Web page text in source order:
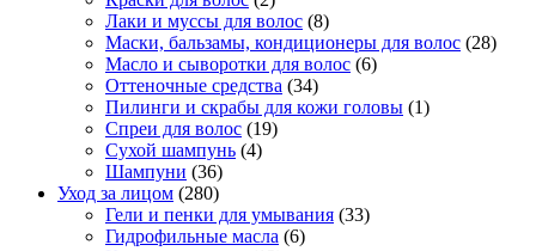
Лаки и муссы для волос (8)
Маски, бальзамы, кондиционеры для волос (28)
Масло и сыворотки для волос (6)
Оттеночные средства (34)
Пилинги и скрабы для кожи головы (1)
Спреи для волос (19)
Сухой шампунь (4)
Шампуни (36)
Уход за лицом (280)
Гели и пенки для умывания (33)
Гидрофильные масла (6)